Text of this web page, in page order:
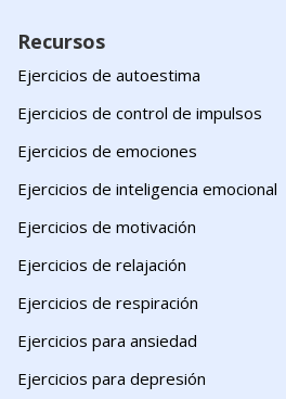
Recursos
Ejercicios de autoestima
Ejercicios de control de impulsos
Ejercicios de emociones
Ejercicios de inteligencia emocional
Ejercicios de motivación
Ejercicios de relajación
Ejercicios de respiración
Ejercicios para ansiedad
Ejercicios para depresión